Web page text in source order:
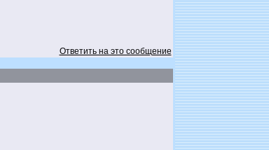
Ответить на это сообщение